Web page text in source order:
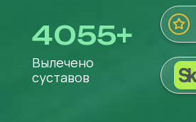
4055+
Вылечено
суставов